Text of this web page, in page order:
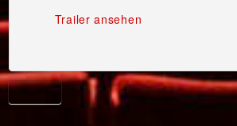
Trailer ansehen
MID90S